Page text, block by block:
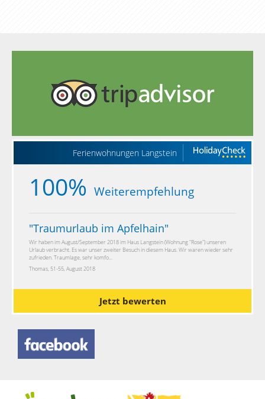
Ferienwohnungen Langstein
100% Weiterempfehlung
"Traumurlaub im Apfelhain"
Wir haben im August/September 2018 im Haus Langstein (Wohnung "Rose") unseren
Urlaub verbracht. Es war unser zweiter Besuch in diesem Haus. Wir waren wieder sehr
zufrieden. Traumlage, sehr komfo...
Thomas, 51-55, August 2018
Jetzt bewerten